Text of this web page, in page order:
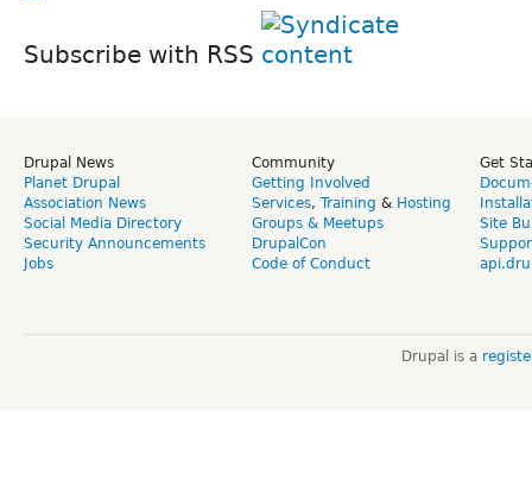
Subscribe with RSS
Drupal News
Planet Drupal
Association News
Social Media Directory
Security Announcements
Jobs
Community
Getting Involved
Services, Training & Hosting
Groups & Meetups
DrupalCon
Code of Conduct
Get
Site
Drupal is a